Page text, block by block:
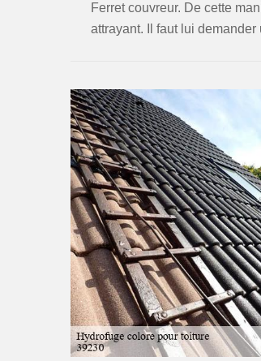
Ferret couvreur. De cette
attrayant. Il faut lui